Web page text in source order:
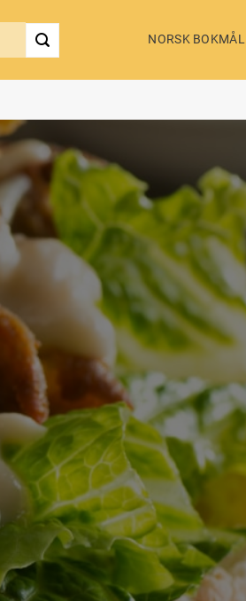
NORSK BOKMÅL